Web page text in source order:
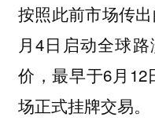
按照此前市场传
月4日启动全球
价，最早于6月
场正式挂牌交易。